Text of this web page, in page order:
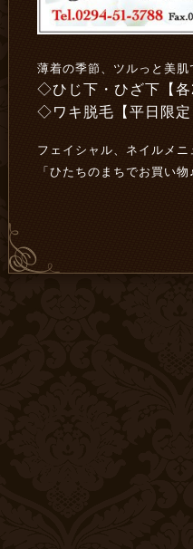
薄着の季節、ツルっと美
◇ひじ下・ひざ下【各
◇ワキ脱毛【平日限定
フェイシャル、ネイルメニ
「ひたちのまちでお買い